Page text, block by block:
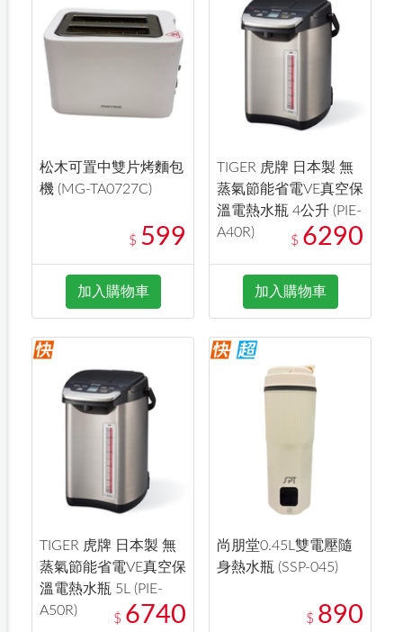
松木可置中雙片烤麵包
機 (MG-TA0727C)
$ 599
加入購物車
TIGER 虎牌 日本製 無
蒸氣節能省電VE真空保
溫電熱水瓶 4公升 (PIE-
A40R)
$ 6290
加入購物車
TIGER 虎牌 日本製 無
蒸氣節能省電VE真空保
溫電熱水瓶 5L (PIE-
A50R)
$ 6740
尚朋堂0.45L雙電壓隨
身熱水瓶 (SSP-045)
$ 890